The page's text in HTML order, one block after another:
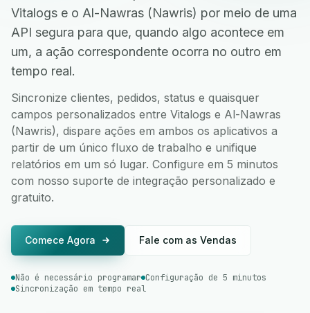
Vitalogs e o Al-Nawras (Nawris) por meio de uma
API segura para que, quando algo acontece em
um, a ação correspondente ocorra no outro em
tempo real.
Sincronize clientes, pedidos, status e quaisquer
campos personalizados entre Vitalogs e Al-Nawras
(Nawris), dispare ações em ambos os aplicativos a
partir de um único fluxo de trabalho e unifique
relatórios em um só lugar. Configure em 5 minutos
com nosso suporte de integração personalizado e
gratuito.
Comece Agora Fale com as Vendas
Não é necessário programar Configuração de 5 minutos
Sincronização em tempo real